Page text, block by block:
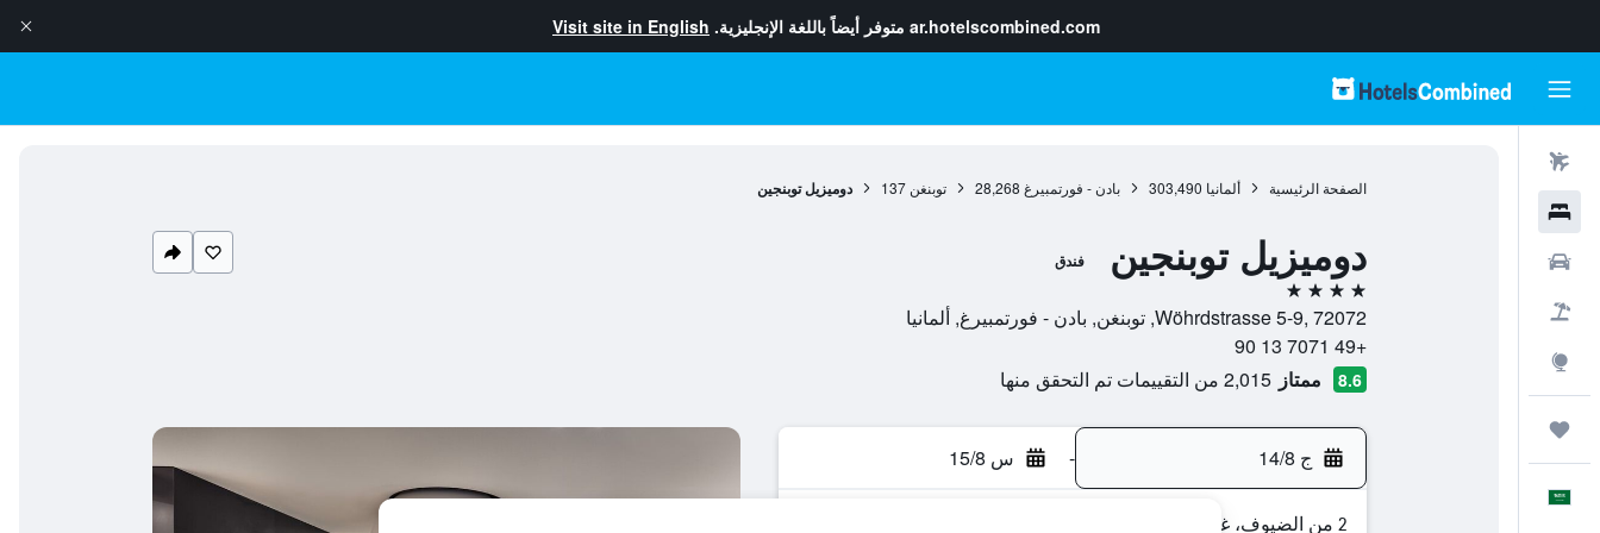
ar.hotelscombined.com متوفر أيضاً باللغة الإنجليزية. Visit site in English
الصفحة الرئيسية ألمانيا 303,490 بادن - فورتمبيرغ 28,268 توبنغن 137 دوميزيل توبنجين
دوميزيل توبنجين فندق
4 نجوم
Wöhrdstrasse 5-9, 72072, توبنغن, بادن - فورتمبيرغ, ألمانيا
+49 7071 13 90
8.6 ممتاز 2,015 من التقييمات تم التحقق منها
ج 14/8 - س 15/8
2 من الضيوف، غرفة واحدة